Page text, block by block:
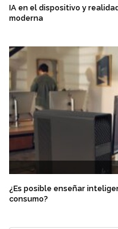
IA en el dispositivo y
moderna
¿Es posible enseñar
consumo?